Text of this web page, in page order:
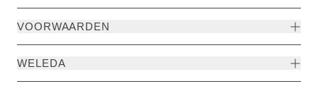
VOORWAARDEN
WELEDA